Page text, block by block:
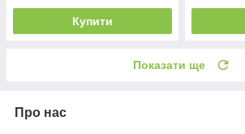
Купити
Показати ще
Про нас